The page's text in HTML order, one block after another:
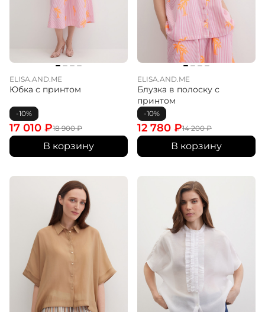
ELISA.AND.ME
Юбка с принтом
-10%
18 900₽
17 010 ₽
В корзину
ELISA.AND.ME
Блузка в полоску с
принтом
-10%
14 200₽
12 780 ₽
В корзину